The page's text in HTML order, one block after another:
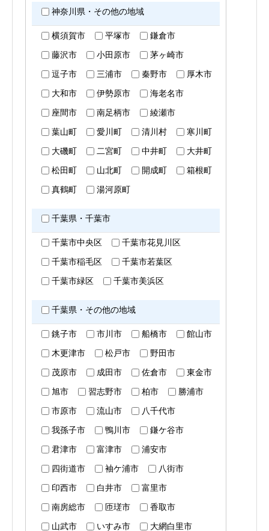
神奈川県・その他の地域
横須賀市 平塚市
鎌倉市
藤沢市
小田原市
茅ヶ崎市
逗子市
三浦市 秦野市
厚木市
大和市
伊勢原市
海老名市
座間市
南足柄市
綾瀬市
葉山町
愛川町 清川村
寒川町
大磯町
二宮町 中井町
大井町
松田町
山北町 開成町
箱根町
真鶴町
湯河原町
千葉県・千葉市
千葉市中央区
千葉市花見川区
千葉市稲毛区
千葉市若葉区
千葉市緑区
千葉市美浜区
千葉県・その他の地域
銚子市 市川市 船橋市
館山市
木更津市
松戸市
野田市
茂原市
成田市 佐倉市
東金市
旭市
習志野市 柏市
勝浦市
市原市
流山市
八千代市
我孫子市
鴨川市
鎌ケ谷市
君津市
富津市
浦安市
四街道市
袖ケ浦市
八街市
印西市
白井市
富里市
南房総市
匝瑳市
香取市
山武市
いすみ市 大網白里市